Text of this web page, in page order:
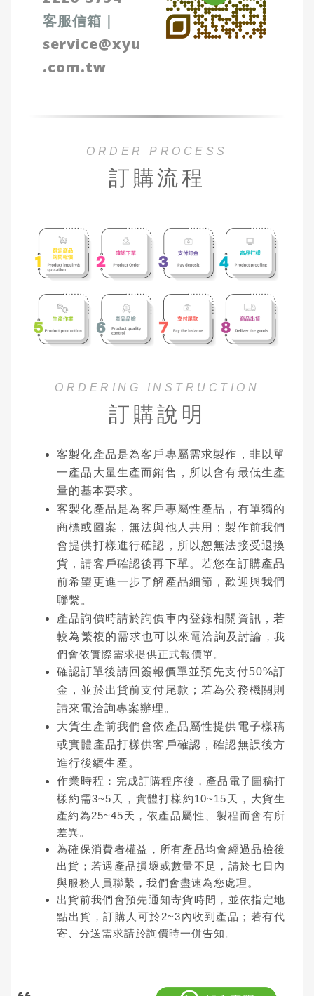
客服信箱 ｜
service@xyu
.com.tw
ORDER PROCESS
訂購流程
ORDERING INSTRUCTION
訂購說明
客製化產品是為客戶專屬需求製作，非以單
一產品大量生產而銷售，所以會有最低生產
量的基本要求。
客製化產品是為客戶專屬性產品，有單獨的
商標或圖案，無法與他人共用；製作前我們
會提供打樣進行確認，所以恕無法接受退換
貨，請客戶確認後再下單。若您在訂購產品
前希望更進一步了解產品細節，歡迎與我們
聯繫。
產品詢價時請於詢價車內登錄相關資訊，若
較為繁複的需求也可以來電洽詢及討論 ，我
們會依實際需求提供正式報價單。
確認訂單後請回簽報價單並預先支付50%訂
金，並於出貨前支付尾款；若為公務機關則
請來電洽詢專案辦理。
大貨生產前我們會依產品屬性提供電子樣稿
或實體產品打樣供客戶確認，確認無誤後方
進行後續生產。
作業時程 ：完成訂購程序後，產品電子圖稿打
樣約需3~5天，實體打樣約10~15天，大貨生
產約為25~45天，依產品屬性、製程而會有所
差異。
為確保消費者權益，所有產品均會經過品檢後
出貨；若遇產品損壞或數量不足，請於七日內
與服務人員聯繫，我們會盡速為您處理。
出貨前我們會預先通知寄貨時間，並依指定地
點出貨，訂購人可於2~3內收到產品；若有代
寄、分送需求請於詢價時一併告知。